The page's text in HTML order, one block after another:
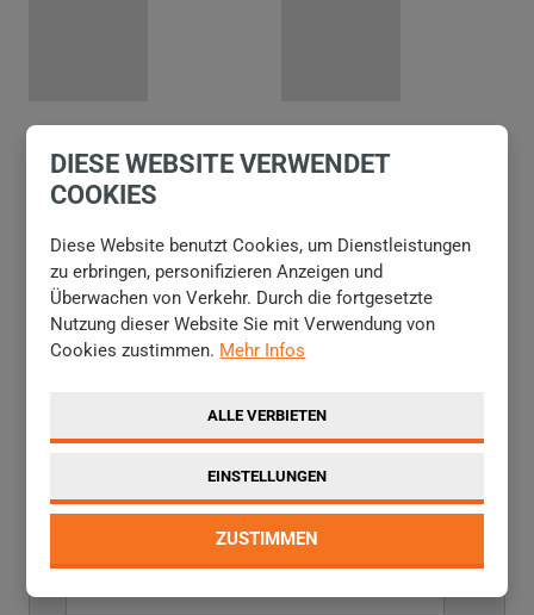
NÄCHSTES
INTERESSIEREN SIE SICH UM DIE
KEHRMASCHINE SN ? SCHREIBEN SIE
UNS AN
Name und Vorname *
DIESE WEBSITE VERWENDET
COOKIES
Diese Website benutzt Cookies, um Dienstleistungen
zu erbringen, personifizieren Anzeigen und
Überwachen von Verkehr. Durch die fortgesetzte
Nutzung dieser Website Sie mit Verwendung von
Cookies zustimmen. Mehr Infos
ALLE VERBIETEN
EINSTELLUNGEN
ZUSTIMMEN